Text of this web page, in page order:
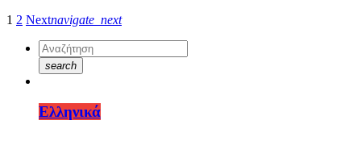
1 2 Nextnavigate_next
search
Ελληνικά